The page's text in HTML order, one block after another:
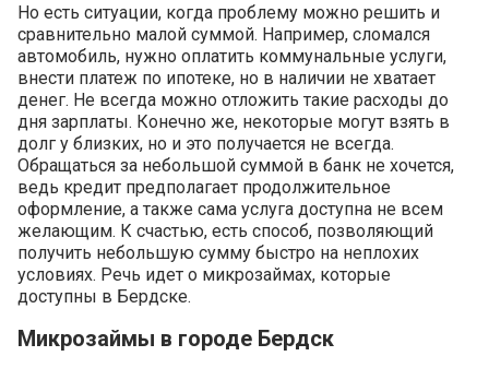
Но есть ситуации, когда проблему можно решить и
сравнительно малой суммой. Например, сломался
автомобиль, нужно оплатить коммунальные услуги,
внести платеж по ипотеке, но в наличии не хватает
денег. Не всегда можно отложить такие расходы до
дня зарплаты. Конечно же, некоторые могут взять в
долг у близких, но и это получается не всегда.
Обращаться за небольшой суммой в банк не хочется,
ведь кредит предполагает продолжительное
оформление, а также сама услуга доступна не всем
желающим. К счастью, есть способ, позволяющий
получить небольшую сумму быстро на неплохих
условиях. Речь идет о микрозаймах, которые
доступны в Бердске.
Микрозаймы в городе Бердск